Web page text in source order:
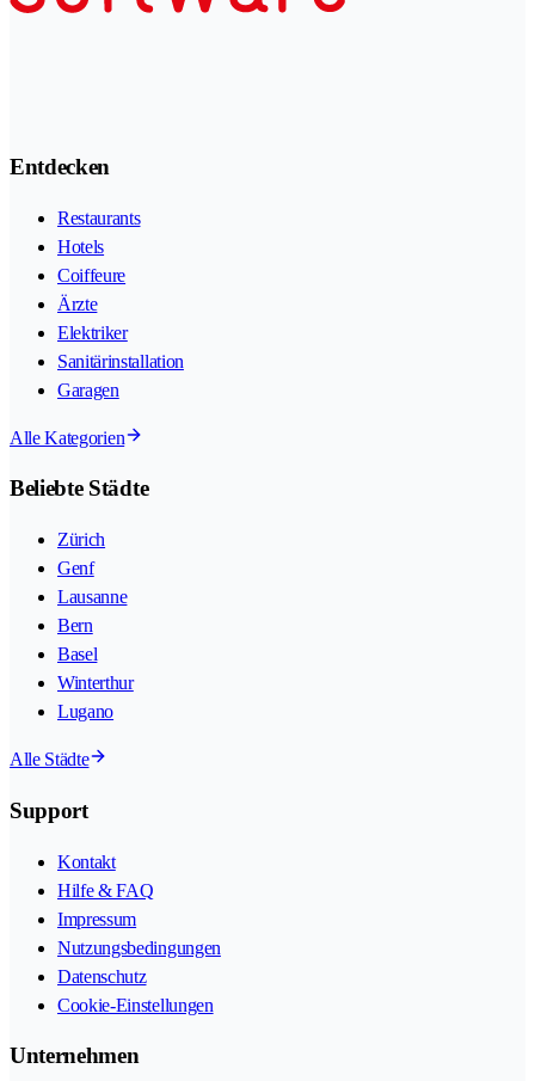
Entdecken
Restaurants
Hotels
Coiffeure
Ärzte
Elektriker
Sanitärinstallation
Garagen
Alle Kategorien
Beliebte Städte
Zürich
Genf
Lausanne
Bern
Basel
Winterthur
Lugano
Alle Städte
Support
Kontakt
Hilfe & FAQ
Impressum
Nutzungsbedingungen
Datenschutz
Cookie-Einstellungen
Unternehmen